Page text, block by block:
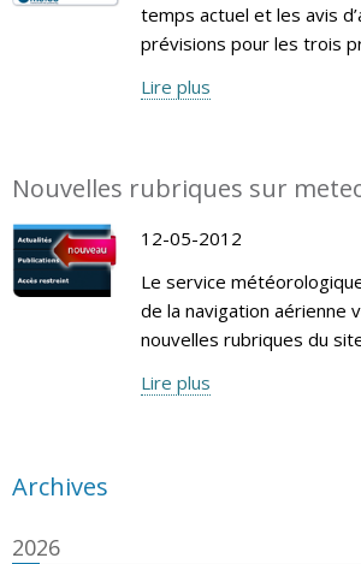
temps actuel et les avis
prévisions pour les trois
Lire plus
Nouvelles rubriques sur
12-05-2012
Le service
de la navigation aérienne
nouvelles rubriques du
Lire plus
Archives
2026